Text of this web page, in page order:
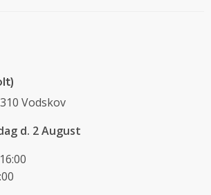
Vodskov
d. 2 August